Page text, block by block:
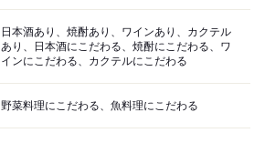
日本酒あり、焼酎あり、ワインあり、カクテル
あり、日本酒にこだわる、焼酎にこだわる、ワ
インにこだわる、カクテルにこだわる
野菜料理にこだわる、魚料理にこだわる